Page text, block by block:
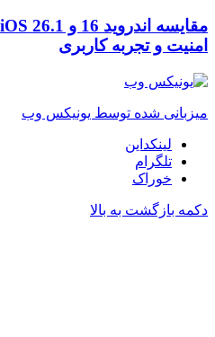
امنیت و تجربه کاربری
میزبانی شده توسط یونیکس وب
لینکداین
تلگرام
خوراک
دکمه بازگشت به بالا